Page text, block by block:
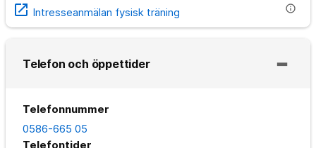
open_in_new Intresseanmälan fysisk träning info
Telefon och öppettider
Telefonnummer
0586-665 05
Telefontider